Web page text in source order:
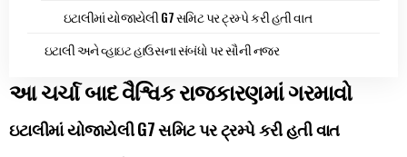
ઇટાલીમાં યોજાયેલી G7 સમિટ પર ટ્રમ્પે કરી હતી વાત
ઇટાલી અને વ્હાઇટ હાઉસના સંબંધો પર સૌની નજર
આ ચર્ચા બાદ વૈશ્વિક રાજકારણમાં ગરમાવો
ઇટાલીમાં યોજાયેલી G7 સમિટ પર ટ્રમ્પે કરી હતી વાત